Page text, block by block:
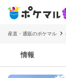
産直・通販のポケマル
情報